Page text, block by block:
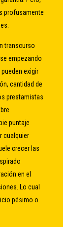
profusamente
transcurso
empezando
exigir
cantidad de
prestamistas
puntaje
cualquier
crecer las
en el
Lo cual
pésimo o